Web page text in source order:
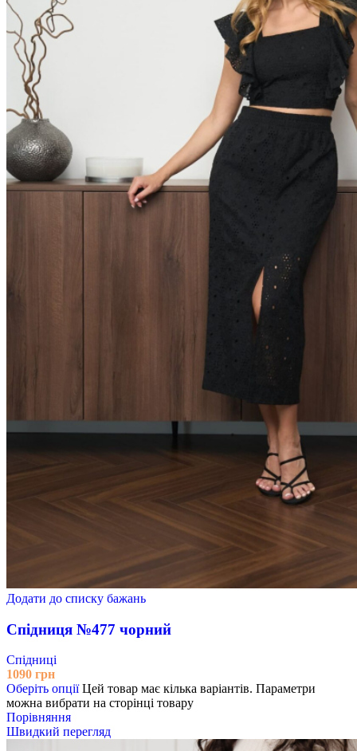
Додати до списку бажань
Спідниця №477 чорний
Спідниці
1090 грн
Оберіть опції Цей товар має кілька варіантів. Параметри
можна вибрати на сторінці товару
Порівняння
Швидкий перегляд